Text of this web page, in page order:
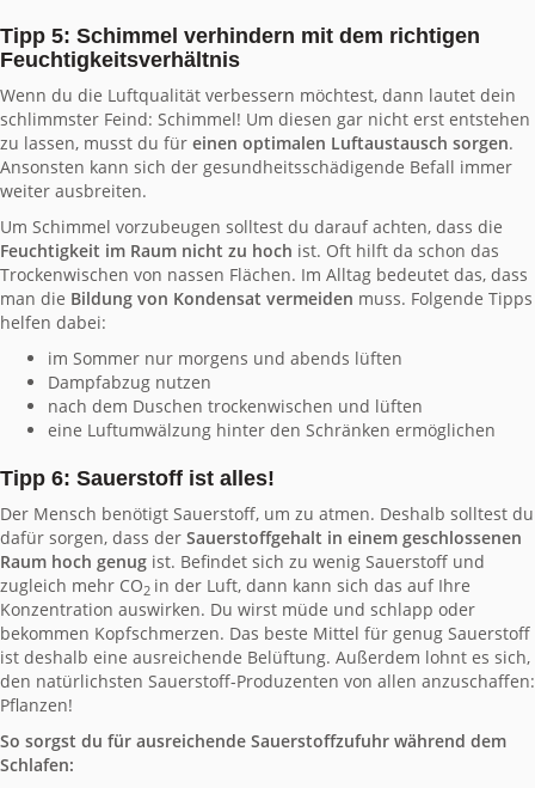
Tipp 5: Schimmel verhindern mit dem richtigen
Feuchtigkeitsverhältnis
Wenn du die Luftqualität verbessern möchtest, dann lautet dein
schlimmster Feind: Schimmel! Um diesen gar nicht erst entstehen
zu lassen, musst du für einen optimalen Luftaustausch sorgen.
Ansonsten kann sich der gesundheitsschädigende Befall immer
weiter ausbreiten.
Um Schimmel vorzubeugen solltest du darauf achten, dass die
Feuchtigkeit im Raum nicht zu hoch ist. Oft hilft da schon das
Trockenwischen von nassen Flächen. Im Alltag bedeutet das, dass
man die Bildung von Kondensat vermeiden muss. Folgende Tipps
helfen dabei:
im Sommer nur morgens und abends lüften
Dampfabzug nutzen
nach dem Duschen trockenwischen und lüften
eine Luftumwälzung hinter den Schränken ermöglichen
Tipp 6: Sauerstoff ist alles!
Der Mensch benötigt Sauerstoff, um zu atmen. Deshalb solltest du
dafür sorgen, dass der Sauerstoffgehalt in einem geschlossenen
Raum hoch genug ist. Befindet sich zu wenig Sauerstoff und
zugleich mehr CO2 in der Luft, dann kann sich das auf Ihre
Konzentration auswirken. Du wirst müde und schlapp oder
bekommen Kopfschmerzen. Das beste Mittel für genug Sauerstoff
ist deshalb eine ausreichende Belüftung. Außerdem lohnt es sich,
den natürlichsten Sauerstoff-Produzenten von allen anzuschaffen:
Pflanzen!
So sorgst du für ausreichende Sauerstoffzufuhr während dem
Schlafen: